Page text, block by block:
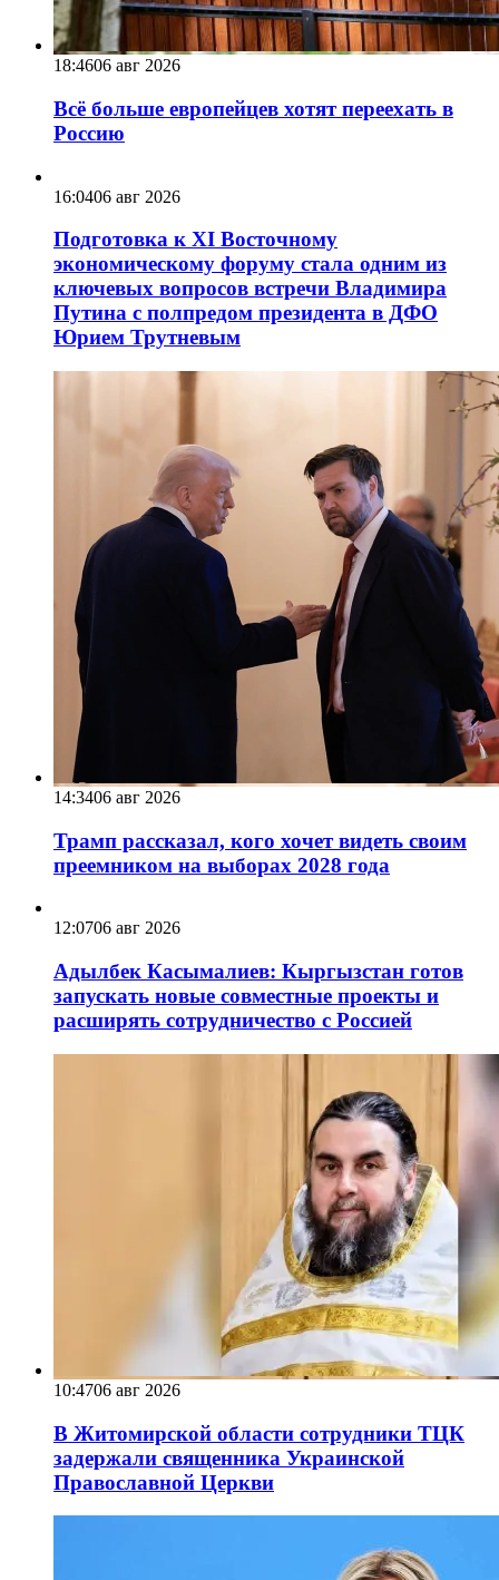
18:4606 авг 2026
Всё больше европейцев хотят переехать в
Россию
16:0406 авг 2026
Подготовка к XI Восточному
экономическому форуму стала одним из
ключевых вопросов встречи Владимира
Путина с полпредом президента в ДФО
Юрием Трутневым
14:3406 авг 2026
Трамп рассказал, кого хочет видеть своим
преемником на выборах 2028 года
12:0706 авг 2026
Адылбек Касымалиев: Кыргызстан готов
запускать новые совместные проекты и
расширять сотрудничество с Россией
10:4706 авг 2026
В Житомирской области сотрудники ТЦК
задержали священника Украинской
Православной Церкви